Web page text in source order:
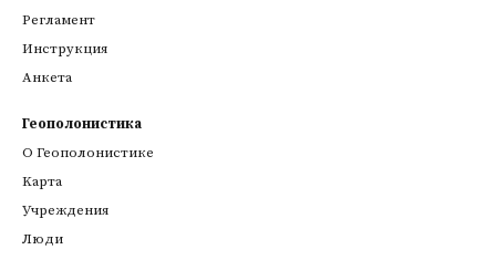
Регламент
Инструкция
Анкета
Геополонистика
О Геополонистике
Kарта
Учреждения
Люди